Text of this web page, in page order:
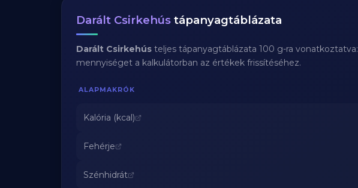
Darált Csirkehús tápanyagtáblázata
Darált Csirkehús teljes tápanyagtáblázata 100 g-ra vonatkoztatva:
mennyiséget a kalkulátorban az értékek frissítéséhez.
ALAPMAKRÓK
Kalória (kcal)
Fehérje
Szénhidrát